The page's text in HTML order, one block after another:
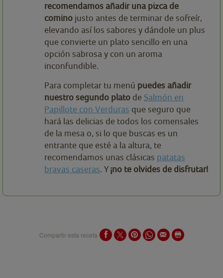
recomendamos añadir una pizca de
comino justo antes de terminar de sofreír,
elevando así los sabores y dándole un plus
que convierte un plato sencillo en una
opción sabrosa y con un aroma
inconfundible.
Para completar tu menú puedes añadir
nuestro segundo plato de Salmón en
Papillote con Verduras que seguro que
hará las delicias de todos los comensales
de la mesa o, si lo que buscas es un
entrante que esté a la altura, te
recomendamos unas clásicas patatas
bravas caseras. Y¡no te olvides de disfrutar!
Compartir esta receta